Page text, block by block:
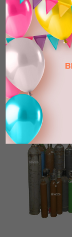
Folija brojevi
Lateks baloni
Oprema za
GAS
Sort by: Default